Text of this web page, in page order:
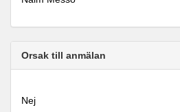
Orsak till anmälan
Nej